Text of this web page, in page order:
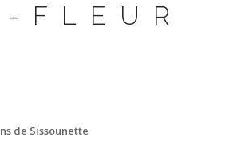
FLEUR
de Sissounette